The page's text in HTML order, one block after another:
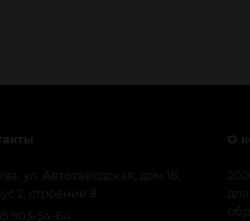
ул. Автозаводская, дом 16,
2, строение 8
903-54-64
О